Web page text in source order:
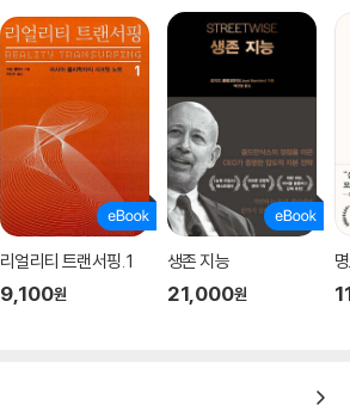
리얼리티 트랜서핑. 1
9,100원
생존 지능
21,000원